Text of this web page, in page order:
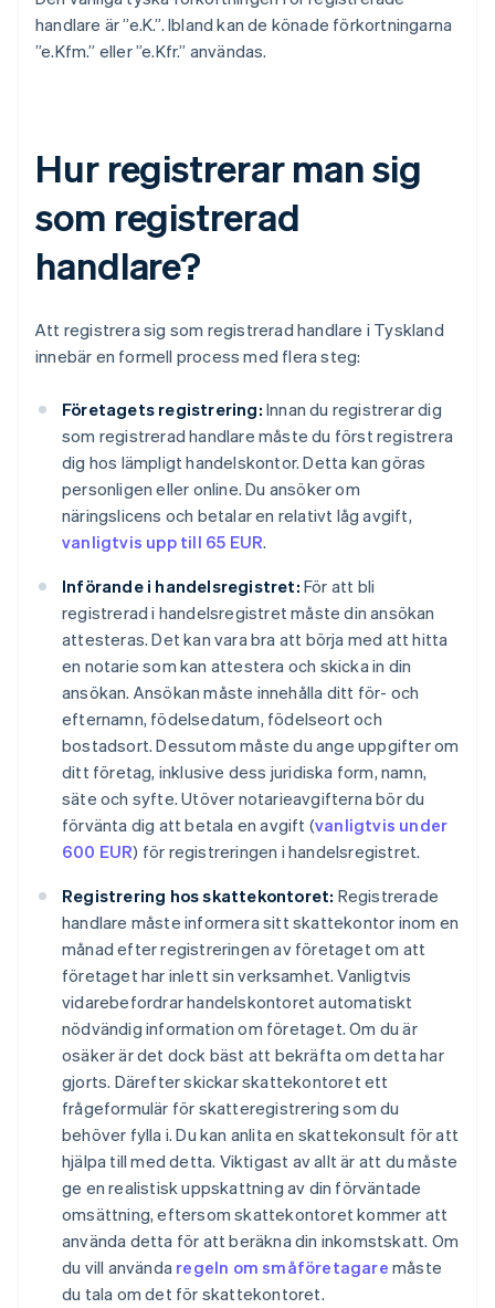
handlare är ”e.K.”. Ibland kan de könade förkortningarna
”e.Kfm.” eller ”e.Kfr.” användas.
Hur registrerar man sig
som registrerad
handlare?
Att registrera sig som registrerad handlare i Tyskland
innebär en formell process med flera steg:
Företagets registrering: Innan du registrerar dig
som registrerad handlare måste du först registrera
dig hos lämpligt handelskontor. Detta kan göras
personligen eller online. Du ansöker om
näringslicens och betalar en relativt låg avgift,
vanligtvis upp till 65 EUR.
Införande i handelsregistret: För att bli
registrerad i handelsregistret måste din ansökan
attesteras. Det kan vara bra att börja med att hitta
en notarie som kan attestera och skicka in din
ansökan. Ansökan måste innehålla ditt för- och
efternamn, födelsedatum, födelseort och
bostadsort. Dessutom måste du ange uppgifter om
ditt företag, inklusive dess juridiska form, namn,
säte och syfte. Utöver notarieavgifterna bör du
förvänta dig att betala en avgift (vanligtvis under
600 EUR) för registreringen i handelsregistret.
Registrering hos skattekontoret: Registrerade
handlare måste informera sitt skattekontor inom en
månad efter registreringen av företaget om att
företaget har inlett sin verksamhet. Vanligtvis
vidarebefordrar handelskontoret automatiskt
nödvändig information om företaget. Om du är
osäker är det dock bäst att bekräfta om detta har
gjorts. Därefter skickar skattekontoret ett
frågeformulär för skatteregistrering som du
behöver fylla i. Du kan anlita en skattekonsult för att
hjälpa till med detta. Viktigast av allt är att du måste
ge en realistisk uppskattning av din förväntade
omsättning, eftersom skattekontoret kommer att
använda detta för att beräkna din inkomstskatt. Om
du vill använda regeln om småföretagare måste
du tala om det för skattekontoret.